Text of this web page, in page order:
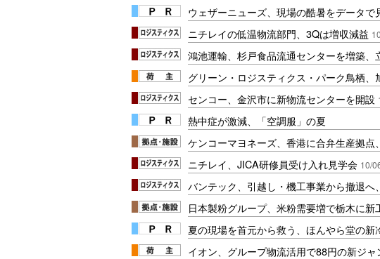
ウェザーニューズ、現場の酷暑をデータで
ニチレイの低温物流部門、3Qは増収減益
鴻池運輸、杉戸食品流通センターを増築
グリーン・ロジスティクス・パーク鳥栖、
センコー、金沢市に新物流センターを開設
熱中症が激減、「空調服」の夏
ケンコーマヨネーズ、香港に合弁生産拠点
ニチレイ、JICA研修員受け入れ見学会 10/
バンテック、引越し・機工事業から撤退へ
日本製粉グループ、米粉需要増で栃木に新
夏の現場を首元から救う、ほんやら堂の新
イオン、グループ物流活用で88円の新ジ